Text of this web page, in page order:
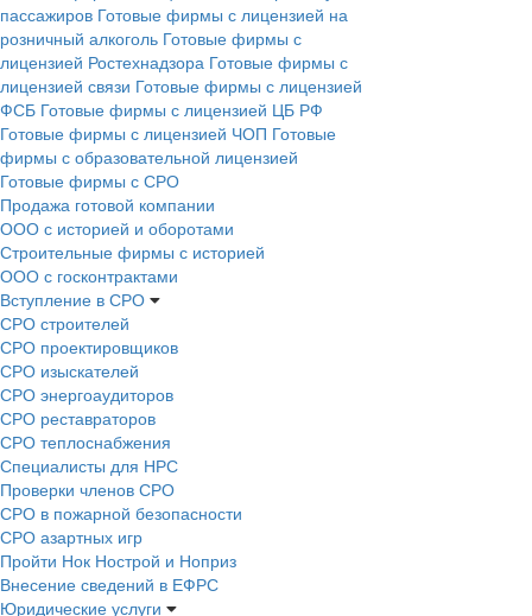
пассажиров Готовые фирмы с лицензией на
розничный алкоголь Готовые фирмы с
лицензией Ростехнадзора Готовые фирмы с
лицензией связи Готовые фирмы с лицензией
ФСБ Готовые фирмы с лицензией ЦБ РФ
Готовые фирмы с лицензией ЧОП Готовые
фирмы с образовательной лицензией
Готовые фирмы с СРО
Продажа готовой компании
ООО с историей и оборотами
Строительные фирмы с историей
ООО с госконтрактами
Вступление в СРО
СРО строителей
СРО проектировщиков
СРО изыскателей
СРО энергоаудиторов
СРО реставраторов
СРО теплоснабжения
Специалисты для НРС
Проверки членов СРО
СРО в пожарной безопасности
СРО азартных игр
Пройти Нок Нострой и Ноприз
Внесение сведений в ЕФРС
Юридические услуги